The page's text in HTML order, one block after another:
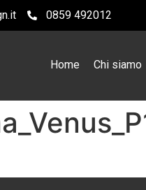
0859 492012
Home Chi siamo